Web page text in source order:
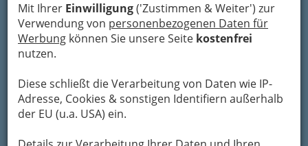
Mit Ihrer Einwilligung('Zustimmen & Weiter') zur
Verwendung von personenbezogenen Daten für
Werbung können Sie unsere Seite kostenfrei
nutzen.
Diese schließt die Verarbeitung von Daten wie IP-
Adresse, Cookies & sonstigen Identifiern außerhalb
der EU (u.a. USA) ein.